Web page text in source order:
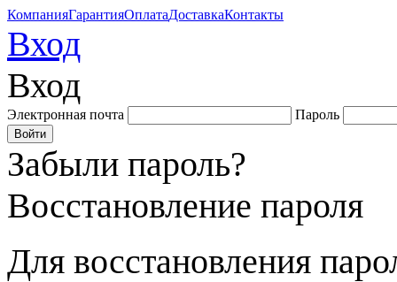
КомпанияГарантияОплатаДоставкаКонтакты
Вход
Вход
Электронная почта Пароль
Забыли пароль?
Восстановление пароля
Для восстановления